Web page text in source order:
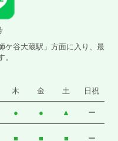
ケ谷大蔵駅」方面に入り、最
木 金 土 日祝
● ● ▲ ー
■ ■ ■ ー